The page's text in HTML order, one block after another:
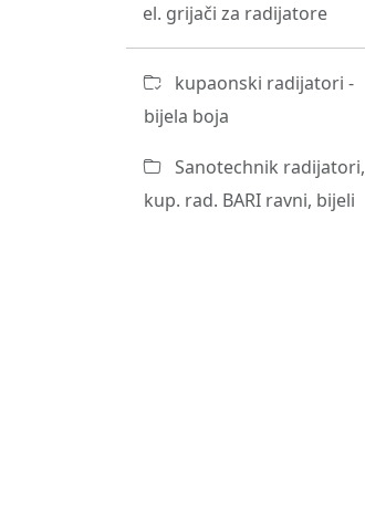
el. grijači za radijatore
kupaonski radijatori -
bijela boja
Sanotechnik radijatori,
kup. rad. BARI ravni, bijeli